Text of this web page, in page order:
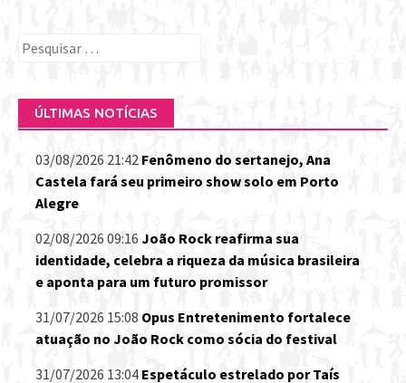
Pesquisar
ÚLTIMAS NOTÍCIAS
03/08/2026 21:42 Fenômeno do sertanejo, Ana
Castela fará seu primeiro show solo em Porto
Alegre
02/08/2026 09:16 João Rock reafirma sua
identidade, celebra a riqueza da música brasileira
e aponta para um futuro promissor
31/07/2026 15:08 Opus Entretenimento fortalece
atuação no João Rock como sócia do festival
31/07/2026 13:04 Espetáculo estrelado por Taís